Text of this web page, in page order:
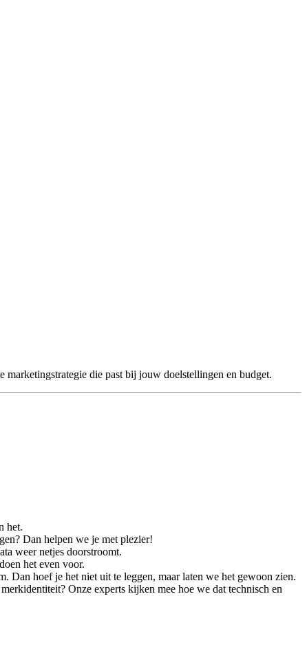
die past bij jouw doelstellingen en budget.
het.
Dan helpen we je met plezier!
weer netjes doorstroomt.
het even voor.
Dan hoef je het niet uit te leggen, maar laten we het gewoon zien.
Onze experts kijken mee hoe we dat technisch en